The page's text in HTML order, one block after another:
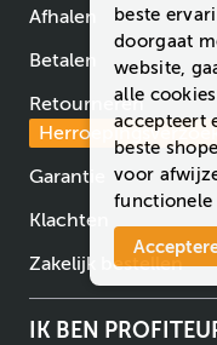
Afhalen
Betalen
Retourneren
Garantie
Klachten
Zakelijk bestellen
IK BEN
beste
doorgaat
website,
alle
accepteert
beste
voor
functionele